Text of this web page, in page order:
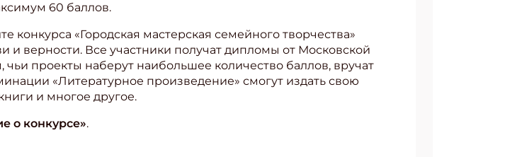
60 баллов.
конкурса «Городская мастерская семейного творчества»
и верности. Все участники получат дипломы от Московской
проекты наберут наибольшее количество баллов, вручат
«Литературное произведение» смогут издать свою
и многое другое.
о конкурсе».
журнал" в подарок!